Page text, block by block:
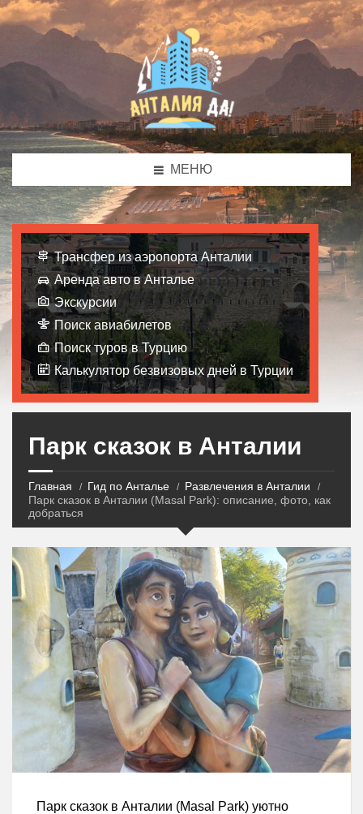
МЕНЮ
Трансфер из аэропорта Анталии
Аренда авто в Анталье
Экскурсии
Поиск авиабилетов
Поиск туров в Турцию
Калькулятор безвизовых дней в Турции
Парк сказок в Анталии
Главная Гид по Анталье
Развлечения в Анталии
Парк сказок в Анталии (Masal Park): описание, фото, как
добраться
Парк сказок в Анталии (Masal Park) уютно